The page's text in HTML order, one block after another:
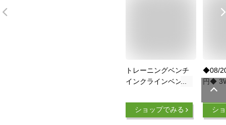
トレーニングベンチ
インクラインベンチ
シットアップベンチ
筋トレベンチ 【組立
ショップでみる
◆08/
円◆
ング
ライン
ライ
シ